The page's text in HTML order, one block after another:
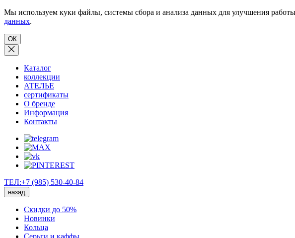
Мы используем куки файлы, системы сбора и анализа данных для улучшения
данных.
ОК
Каталог
коллекции
АТЕЛЬЕ
сертификаты
О бренде
Информация
Контакты
ТЕЛ:+7 (985) 530-40-84
назад
Скидки до 50%
Новинки
Кольца
Серьги и каффы